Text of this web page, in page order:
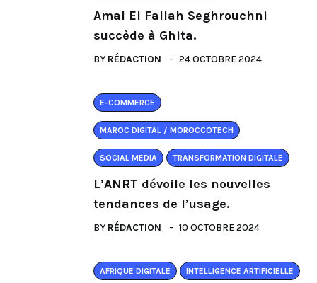
Amal El Fallah Seghrouchni
succède à Ghita.
BY RÉDACTION 24 OCTOBRE 2024
E-COMMERCE
MAROC DIGITAL / MOROCCOTECH
SOCIAL MEDIA TRANSFORMATION DIGITALE
L’ANRT dévoile les nouvelles
tendances de l’usage.
BY RÉDACTION 10 OCTOBRE 2024
AFRIQUE DIGITALE INTELLIGENCE ARTIFICIELLE